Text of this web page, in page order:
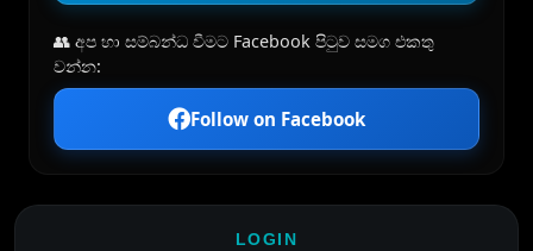
👥 අප හා සම්බන්ධ වීමට Facebook පිටුව සමග එකතු
වන්න:
Follow on Facebook
LOGIN